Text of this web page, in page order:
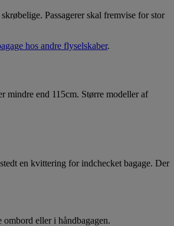
Passagerer skal fremvise for stor
hos andre flyselskaber.
mindre end 115cm. Større modeller af
en kvittering for indchecket bagage. Der
eller i håndbagagen.